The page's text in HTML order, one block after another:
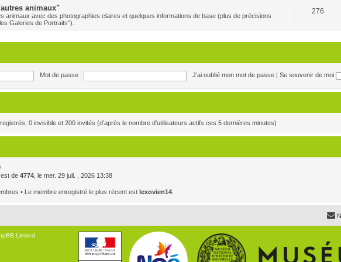
animaux"
animaux avec des photographies claires et quelques informations de base (plus de précisions
Galeries de Portraits").
276
Mot de passe : J’ai oublié mon mot de passe Se souvenir de moi
0 invisible et 200 invités (d’après le nombre d’utilisateurs actifs ces 5 dernières minutes)
de 4774 , le mer. 29 juil. , 2026 13:38
• Le membre enregistré le plus récent est lexovien14
Limited